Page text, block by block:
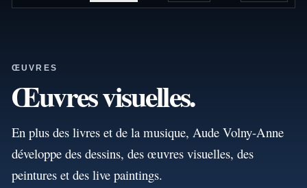
ŒUVRES
Œuvres visuelles.
En plus des livres et de la musique, Aude Volny-Anne
développe des dessins, des œuvres visuelles, des
peintures et des live paintings.